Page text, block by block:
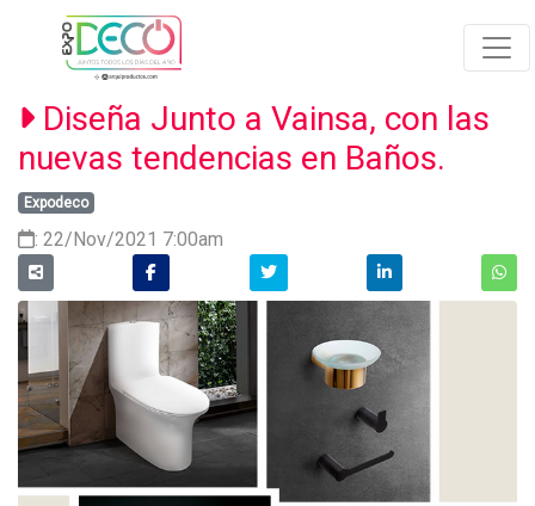
Diseña Junto a Vainsa, con las
nuevas tendencias en Baños.
Expodeco
: 22/Nov/2021 7:00am